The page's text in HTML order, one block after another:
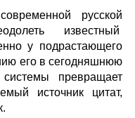
русской
известный
у подрастающего
его в сегодняшнюю
системы превращает
источник цитат,